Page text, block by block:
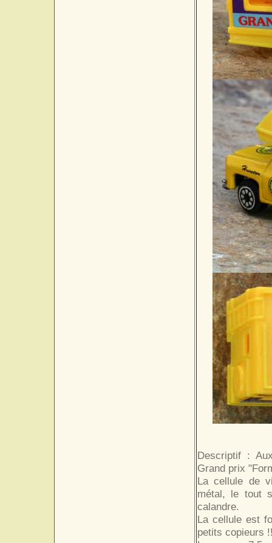
Descriptif :
Grand prix
La cellule de
métal, le tout
calandre.
La cellule est
petits copieurs